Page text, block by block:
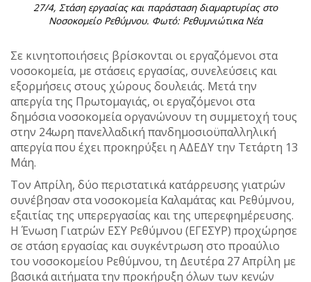
27/4, Στάση εργασίας και παράσταση διαμαρτυρίας στο
Νοσοκομείο Ρεθύμνου. Φωτό: Ρεθυμνιώτικα Νέα
Σε κινητοποιήσεις βρίσκονται οι εργαζόμενοι στα
νοσοκομεία, με στάσεις εργασίας, συνελεύσεις και
εξορμήσεις στους χώρους δουλειάς. Μετά την
απεργία της Πρωτομαγιάς, οι εργαζόμενοι στα
δημόσια νοσοκομεία οργανώνουν τη συμμετοχή τους
στην 24ωρη πανελλαδική πανδημοσιοϋπαλληλική
απεργία που έχει προκηρύξει η ΑΔΕΔΥ την Τετάρτη 13
Μάη.
Τον Απρίλη, δύο περιστατικά κατάρρευσης γιατρών
συνέβησαν στα νοσοκομεία Καλαμάτας και Ρεθύμνου,
εξαιτίας της υπερεργασίας και της υπερεφημέρευσης.
Η Ένωση Γιατρών ΕΣΥ Ρεθύμνου (ΕΓΕΣΥΡ) προχώρησε
σε στάση εργασίας και συγκέντρωση στο προαύλιο
του νοσοκομείου Ρεθύμνου, τη Δευτέρα 27 Απρίλη με
βασικά αιτήματα την προκήρυξη όλων των κενών